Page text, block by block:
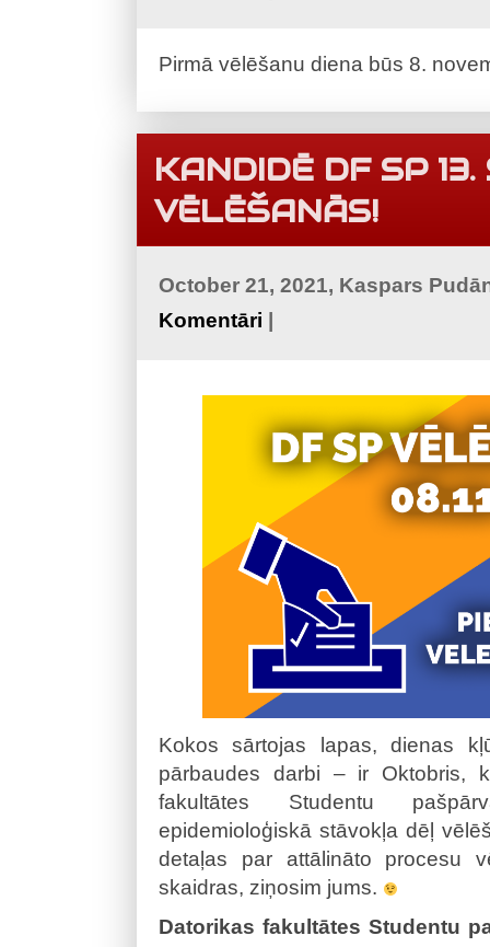
Pirmā vēlēšanu diena būs 8.
KANDIDĒ DF SP
VĒLĒŠANĀS!
October 21, 2021, Kaspars
Komentāri |
Kokos sārtojas lapas, dienas
pārbaudes darbi – ir Oktobris,
fakultātes Studentu
epidemioloģiskā stāvokļa dēļ
detaļas par attālināto procesu
skaidras, ziņosim jums.
Datorikas fakultātes Studentu